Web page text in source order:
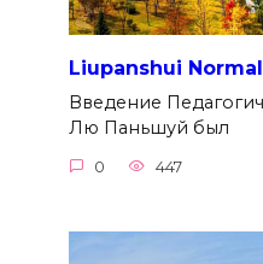
Liupanshui
Введение
Лю Паньшуй был
0 447